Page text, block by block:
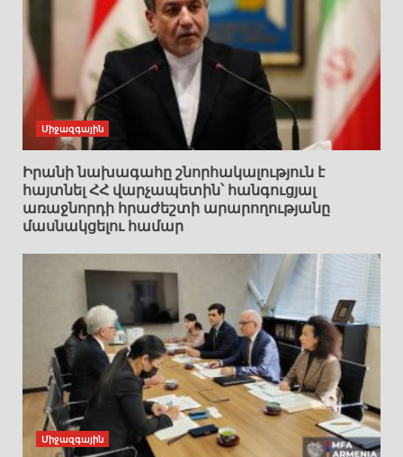
Միջազգային
Իրանի նախագահը շնորհակալություն է
հայտնել ՀՀ վարչապետին՝ հանգուցյալ
առաջնորդի հրաժեշտի արարողությանը
մասնակցելու համար
Միջազգային